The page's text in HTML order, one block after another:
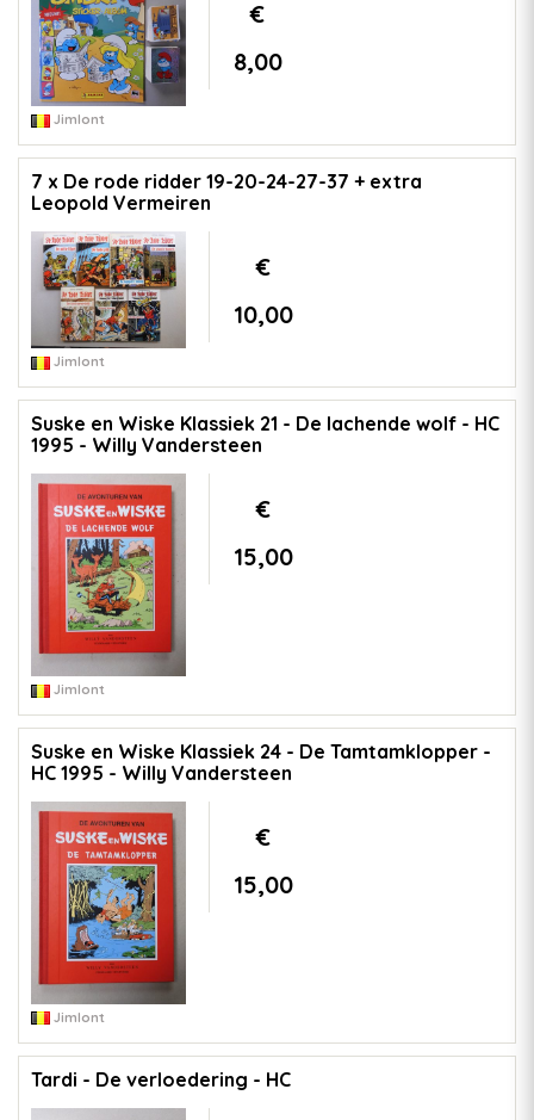
€
8,00
Jimlont
7 x De rode ridder 19-20-24-27-37 + extra
Leopold Vermeiren
€
10,00
Jimlont
Suske en Wiske Klassiek 21 - De lachende wolf - HC
1995 - Willy Vandersteen
€
15,00
Jimlont
Suske en Wiske Klassiek 24 - De Tamtamklopper -
HC 1995 - Willy Vandersteen
€
15,00
Jimlont
Tardi - De verloedering - HC